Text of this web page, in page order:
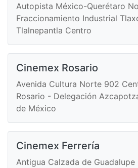
Autopista México-Querétaro
Fraccionamiento Industrial
Tlalnepantla Centro
Cinemex Rosario
Avenida Cultura Norte 902
Rosario - Delegación
de México
Cinemex Ferrería
Antigua Calzada de